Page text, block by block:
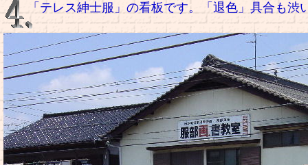
「テレス紳士服」の看板です。「退色」具合も渋